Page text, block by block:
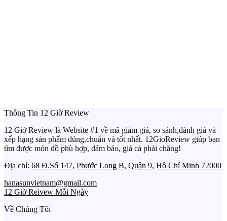
Thông Tin 12 Giờ Review
12 Giờ Review là Website #1 về mã giảm giá, so sánh,đánh giá và
xếp hạng sản phẩm đúng,chuẩn và tốt nhất. 12GioReview giúp bạn
tìm được món đồ phù hợp, đảm bảo, giá cả phải chăng!
Địa chỉ: 68 Đ.Số 147, Phước Long B, Quận 9, Hồ Chí Minh 72000
hanasunvietnam@gmail.com
12 Giờ Reivew Mỗi Ngày
Về Chúng Tôi